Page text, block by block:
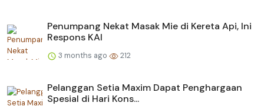
Penumpang Nekat Masak Mie di Kereta Api, Ini
Respons KAI
3 months ago 212
Pelanggan Setia Maxim Dapat Penghargaan
Spesial di Hari Kons...